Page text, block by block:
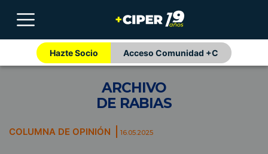
Hazte Socio Acceso Comunidad +C
ARCHIVO
DE RABIAS
COLUMNA DE OPINIÓN 16.05.2025